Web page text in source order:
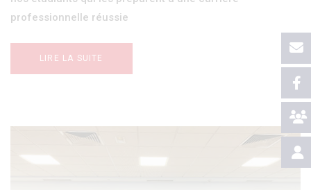
professionnelle réussie
LIRE LA SUITE